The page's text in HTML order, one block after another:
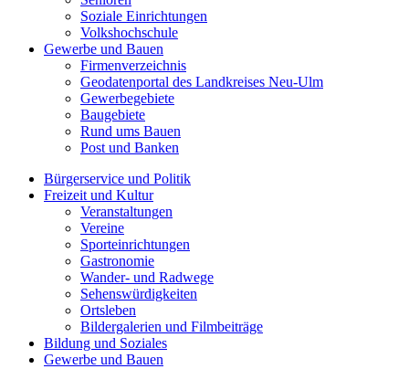
Soziale Einrichtungen
Volkshochschule
Gewerbe und Bauen
Firmenverzeichnis
Geodatenportal des Landkreises Neu-Ulm
Gewerbegebiete
Baugebiete
Rund ums Bauen
Post und Banken
Bürgerservice und Politik
Freizeit und Kultur
Veranstaltungen
Vereine
Sporteinrichtungen
Gastronomie
Wander- und Radwege
Sehenswürdigkeiten
Ortsleben
Bildergalerien und Filmbeiträge
Bildung und Soziales
Gewerbe und Bauen